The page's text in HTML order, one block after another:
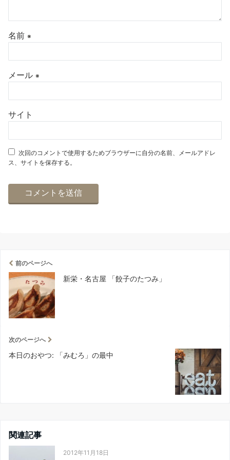
名前 ※
メール ※
サイト
次回のコメントで使用するためブラウザーに自分の名前、メールアドレ
ス、サイトを保存する。
前のページへ
新栄・名古屋 「餃子のたつみ」
次のページへ
本日のおやつ: 「みむろ」の最中
関連記事
2012年11月18日